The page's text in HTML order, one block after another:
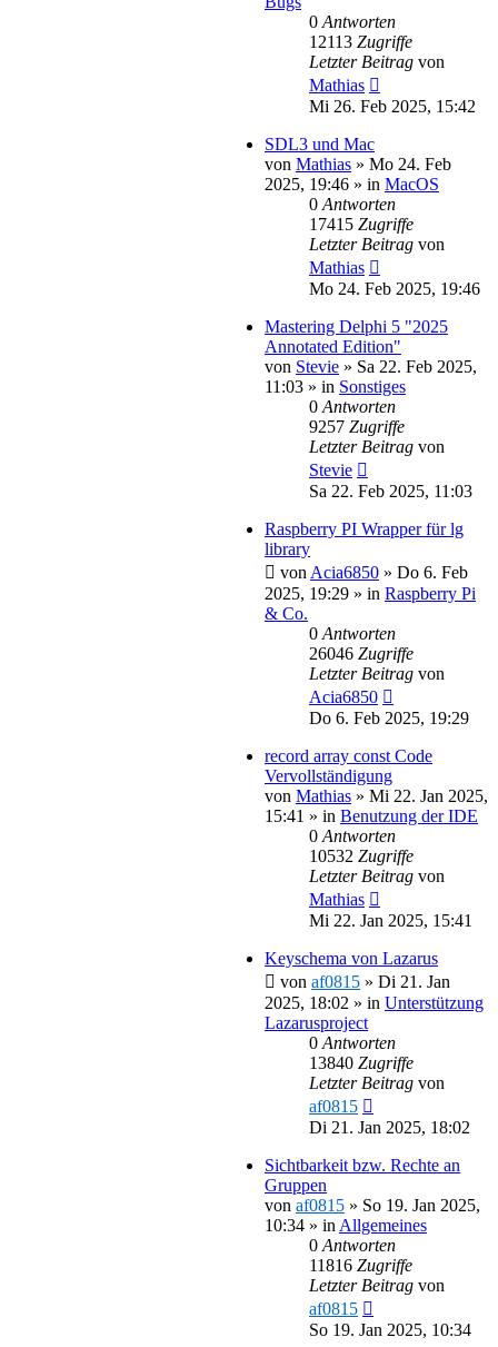
0 Antworten
12113 Zugriffe
Letzter Beitrag von
Mathias
Mi 26. Feb 2025, 15:42
SDL3 und Mac
von Mathias » Mo 24. Feb
2025, 19:46 » in MacOS
0 Antworten
17415 Zugriffe
Letzter Beitrag von
Mathias
Mo 24. Feb 2025, 19:46
Mastering Delphi 5 "2025
Annotated Edition"
von Stevie » Sa 22. Feb 2025,
11:03 » in Sonstiges
0 Antworten
9257 Zugriffe
Letzter Beitrag von
Stevie
Sa 22. Feb 2025, 11:03
Raspberry PI Wrapper für lg
library
von Acia6850 » Do 6. Feb
2025, 19:29 » in Raspberry Pi
& Co.
0 Antworten
26046 Zugriffe
Letzter Beitrag von
Acia6850
Do 6. Feb 2025, 19:29
record array const Code
Vervollständigung
von Mathias » Mi 22. Jan 2025,
15:41 » in Benutzung der IDE
0 Antworten
10532 Zugriffe
Letzter Beitrag von
Mathias
Mi 22. Jan 2025, 15:41
Keyschema von Lazarus
von af0815 » Di 21. Jan
2025, 18:02 » in Unterstützung
Lazarusproject
0 Antworten
13840 Zugriffe
Letzter Beitrag von
af0815
Di 21. Jan 2025, 18:02
Sichtbarkeit bzw. Rechte an
Gruppen
von af0815 » So 19. Jan 2025,
10:34 » in Allgemeines
0 Antworten
11816 Zugriffe
Letzter Beitrag von
af0815
So 19. Jan 2025, 10:34